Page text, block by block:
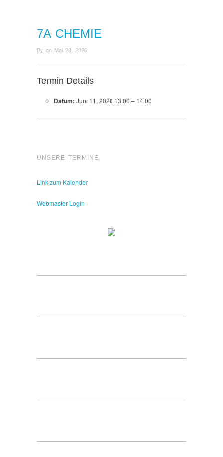
7A CHEMIE
By on Mai 28, 2026
Termin Details
Datum: Juni 11, 2026 13:00 – 14:00
UNSERE TERMINE
Link zum Kalender
Webmaster Login